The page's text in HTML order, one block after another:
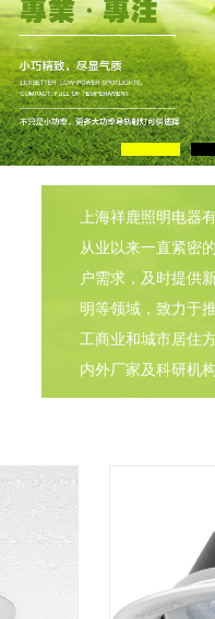
上海祥鹿照明电器
从业以来一直紧密
户需求，及时提供
明等领域，致力于
工商业和城市居住
内外厂家及科研机